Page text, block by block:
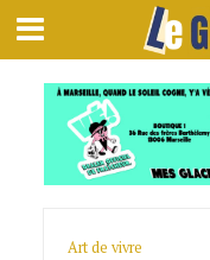
Art de vivre